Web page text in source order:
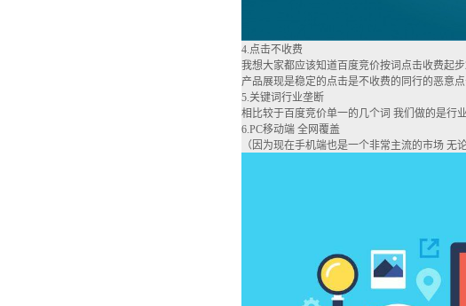
4.点击不收费
我想大家都应该知道百度竞价按词点击收费起
产品展现是稳定的点击是不收费的同行的恶意
5.关键词行业垄断
相比较于百度竞价单一的几个词 我们做的是行
6.PC移动端 全网覆盖
（因为现在手机端也是一个非常主流的市场